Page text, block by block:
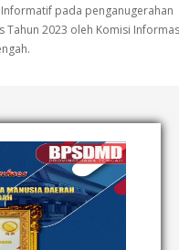
pada penganugerahan
Tahun 2023 oleh Komisi